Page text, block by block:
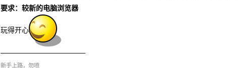
要求：较新的电脑浏览器
玩得开心
————————————
新手上路，勿喷